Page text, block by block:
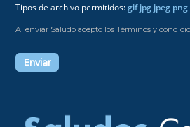
Tipos de archivo permitidos:gif jpg jpeg
Al enviar Saludo acepto los Términos y